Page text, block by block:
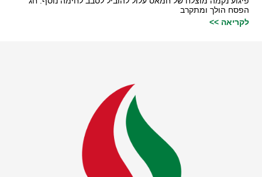
הפסח הולך ומתקרב
לקריאה >>